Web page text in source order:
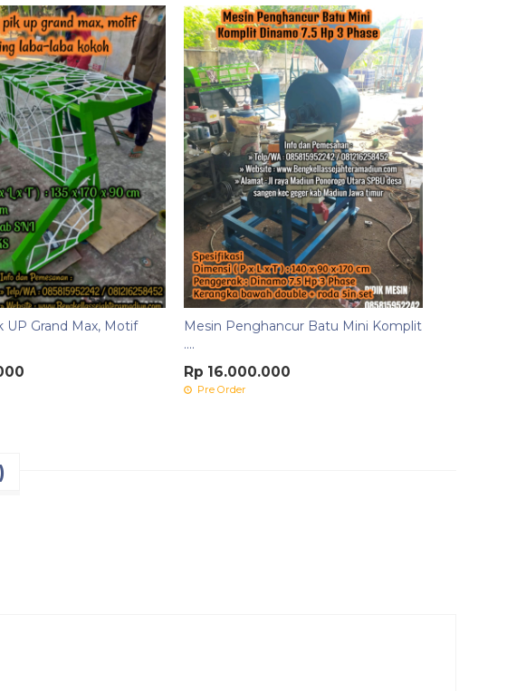
UP Grand Max, Motif
Mesin Penghancur Batu Mini Komplit
....
Rp 16.000.000
Pre Order